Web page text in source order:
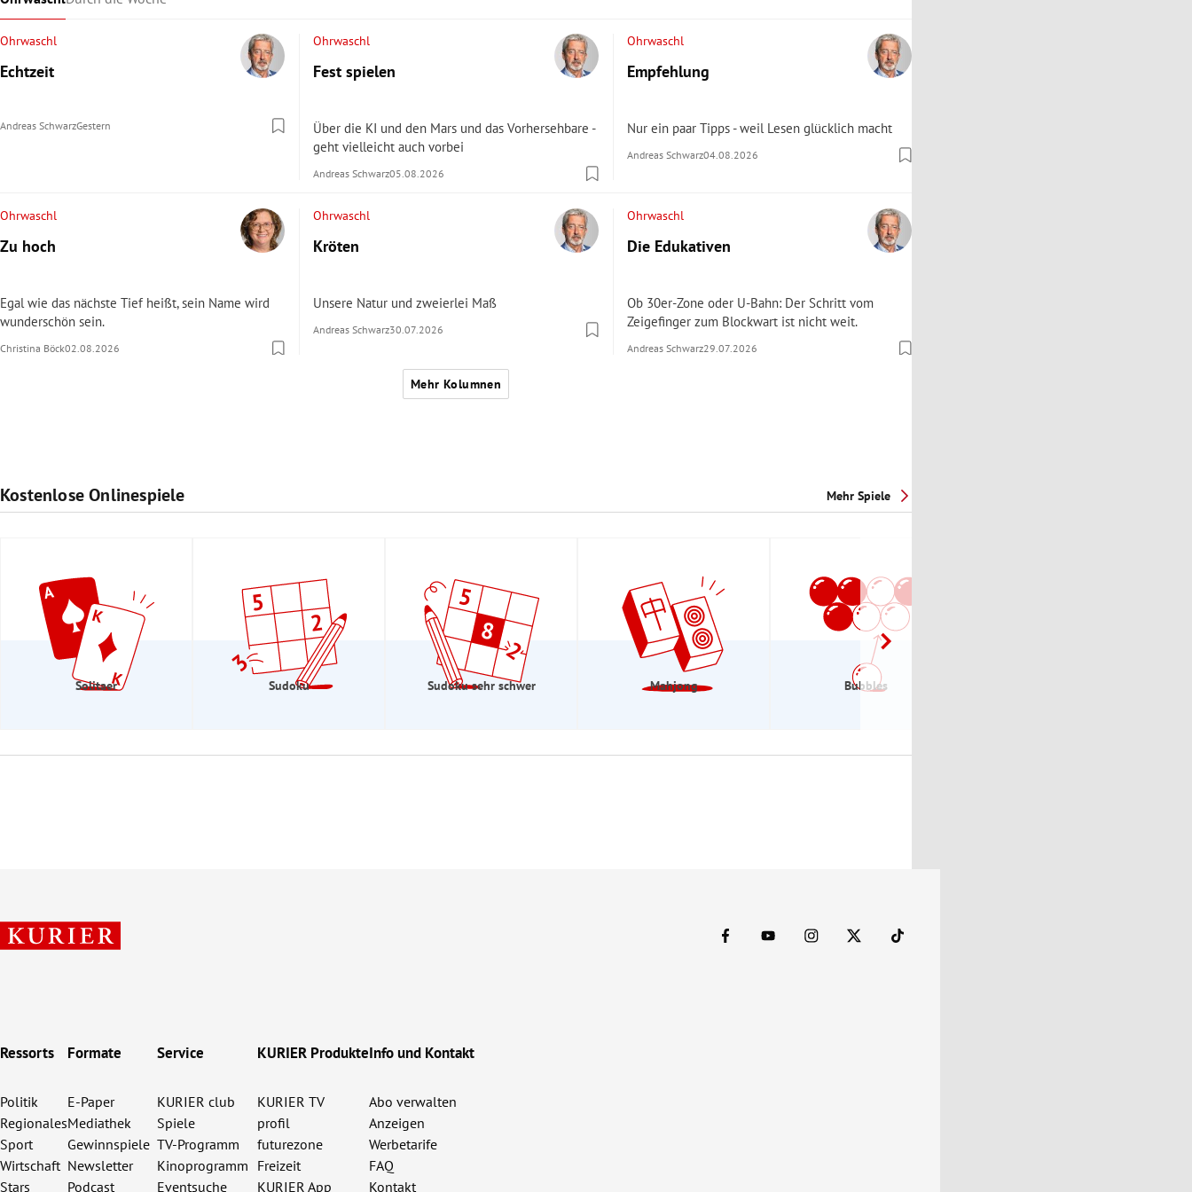
Ohrwaschl
Echtzeit
Andreas SchwarzGestern
Ohrwaschl
Fest spielen
Über die KI und den Mars und das Vorhersehbare -
geht vielleicht auch vorbei
Andreas Schwarz05.08.2026
Ohrwaschl
Empfehlung
Nur ein paar Tipps - weil Lesen glücklich macht
Andreas Schwarz04.08.2026
Ohrwaschl
Zu hoch
Egal wie das nächste Tief heißt, sein Name wird
wunderschön sein.
Christina Böck02.08.2026
Ohrwaschl
Kröten
Unsere Natur und zweierlei Maß
Andreas Schwarz30.07.2026
Ohrwaschl
Die Edukativen
Ob 30er-Zone oder U-Bahn: Der Schritt vom
Zeigefinger zum Blockwart ist nicht weit.
Andreas Schwarz29.07.2026
Mehr Kolumnen
Kostenlose Onlinespiele Mehr Spiele
Solitaer Sudoku Sudoku sehr schwer Mahjong Bubbles
Ressorts
Politik
Regionales
Sport
Wirtschaft
Stars
Formate
E-Paper
Mediathek
Gewinnspiele
Newsletter
Podcast
Service
KURIER club
Spiele
TV-Programm
Kinoprogramm
Eventsuche
KURIER Produkte
KURIER TV
profil
futurezone
Freizeit
KURIER App
Info und Kontakt
Abo verwalten
Anzeigen
Werbetarife
FAQ
Kontakt